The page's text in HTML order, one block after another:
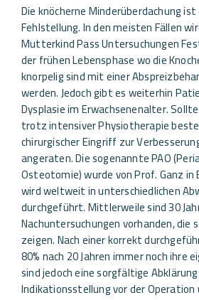
Die knöcherne Minderüberdachung
Fehlstellung. In den meisten Fällen
Mutterkind Pass Untersuchungen
der frühen Lebensphase wo die
knorpelig sind mit einer
werden. Jedoch gibt es weiterhin
Dysplasie im Erwachsenenalter.
trotz intensiver Physiotherapie
chirurgischer Eingriff zur
angeraten. Die sogenannte PAO
Osteotomie) wurde von Prof. Ganz
wird weltweit in unterschiedlichen
durchgeführt. Mittlerweile sind 30
Nachuntersuchungen vorhanden, die
zeigen. Nach einer korrekt
80% nach 20 Jahren immer noch ihre
sind jedoch eine sorgfältige
Indikationsstellung vor der Operation